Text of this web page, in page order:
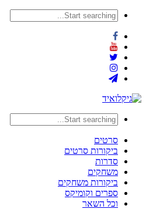
סרטים
ביקורות סרטים
סדרות
משחקים
ביקורות משחקים
ספרים וקומיקס
וכל השאר